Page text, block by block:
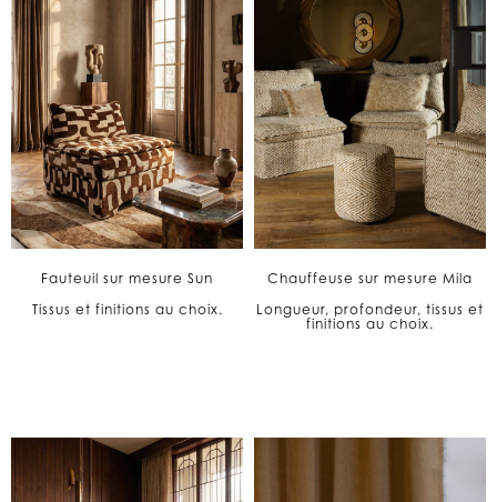
Fauteuil sur mesure Sun
Tissus et finitions au choix.
Chauffeuse sur mesure Mila
Longueur, profondeur, tissus et
finitions au choix.